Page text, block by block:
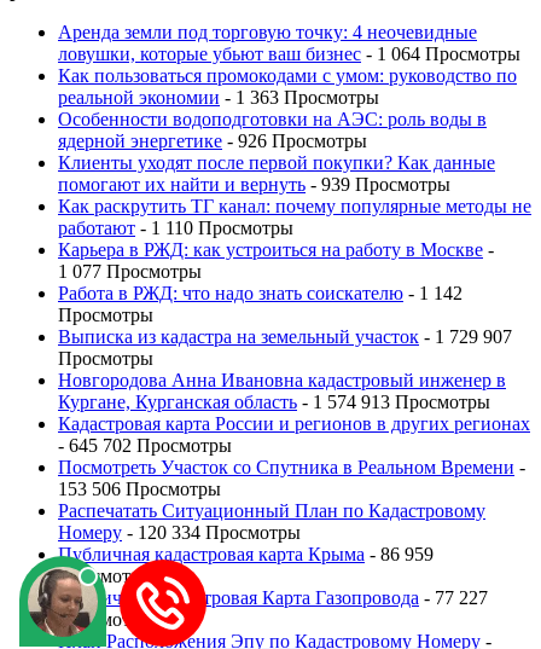
Аренда земли под торговую точку: 4 неочевидные
ловушки, которые убьют ваш бизнес - 1 064 Просмотры
Как пользоваться промокодами с умом: руководство по
реальной экономии - 1 363 Просмотры
Особенности водоподготовки на АЭС: роль воды в
ядерной энергетике - 926 Просмотры
Клиенты уходят после первой покупки? Как данные
помогают их найти и вернуть - 939 Просмотры
Как раскрутить ТГ канал: почему популярные методы не
работают - 1 110 Просмотры
Карьера в РЖД: как устроиться на работу в Москве -
1 077 Просмотры
Работа в РЖД: что надо знать соискателю - 1 142
Просмотры
Выписка из кадастра на земельный участок - 1 729 907
Просмотры
Новгородова Анна Ивановна кадастровый инженер в
Кургане, Курганская область - 1 574 913 Просмотры
Кадастровая карта России и регионов в других регионах
- 645 702 Просмотры
Посмотреть Участок со Спутника в Реальном Времени -
153 506 Просмотры
Распечатать Ситуационный План по Кадастровому
Номеру - 120 334 Просмотры
Публичная кадастровая карта Крыма - 86 959
Просмотры
Публичная Кадастровая Карта Газопровода - 77 227
Просмотры
План Расположения Эпу по Кадастровому Номеру -